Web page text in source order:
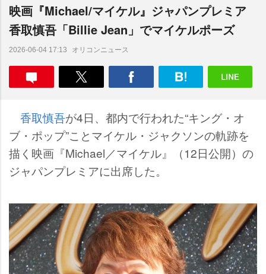
映画『Michael/マイケル』ジャパンプレミア
香取慎吾「Billie Jean」でマイケルポーズ
2026-06-04 17:13 オリコンニュース
香取慎吾が4日、都内で行われた“キング・オ
ブ・ポップ”ことマイケル・ジャクソンの軌跡を
描く映画『Michael／マイケル』（12日公開）の
ジャパンプレミアに出席した。